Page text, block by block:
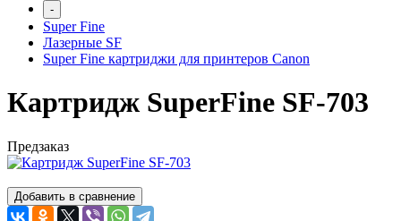
-
Super Fine
Лазерные SF
Super Fine картриджи для принтеров Canon
Картридж SuperFine SF-703
Предзаказ
Добавить в сравнение